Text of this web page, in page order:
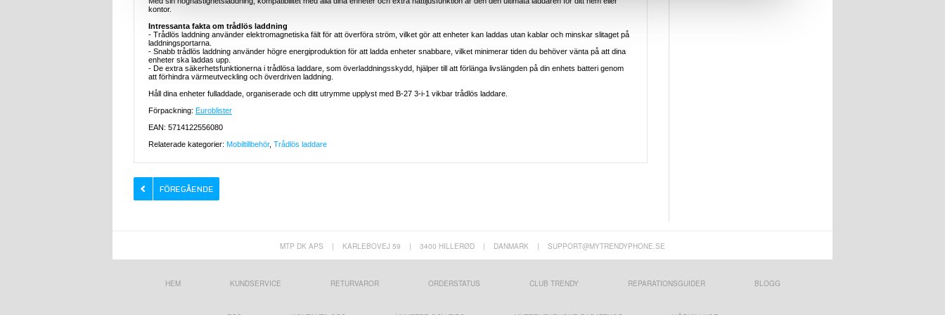
kontor.
Intressanta fakta om trådlös laddning
- Trådlös laddning använder elektromagnetiska fält för att överföra ström, vilket gör att enheter kan laddas utan kablar och minskar slitaget på
laddningsportarna.
- Snabb trådlös laddning använder högre energiproduktion för att ladda enheter snabbare, vilket minimerar tiden du behöver vänta på att dina
enheter ska laddas upp.
- De extra säkerhetsfunktionerna i trådlösa laddare, som överladdningsskydd, hjälper till att förlänga livslängden på din enhets batteri genom
att förhindra värmeutveckling och överdriven laddning.
Håll dina enheter fulladdade, organiserade och ditt utrymme upplyst med B-27 3-i-1 vikbar trådlös laddare.
Förpackning: Euroblister
EAN: 5714122556080
Relaterade kategorier: Mobiltillbehör, Trådlös laddare
MTP DK APS | KARLEBOVEJ 59 | 3400 HILLERØD | DANMARK | SUPPORT@MYTRENDYPHONE.SE
HEM KUNDSERVICE RETURVAROR ORDERSTATUS CLUB TRENDY REPARATIONSGUIDER BLOGG